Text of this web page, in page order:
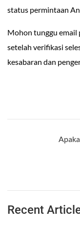
status permintaan
Mohon tunggu email
setelah verifikasi
kesabaran dan
Recent